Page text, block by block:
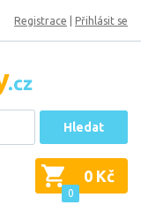
Registrace Přihlásit se
Hledat
0
0 Kč